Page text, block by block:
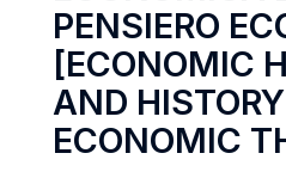
PENSIERO
[ECONOMIC
AND
ECONOMIC